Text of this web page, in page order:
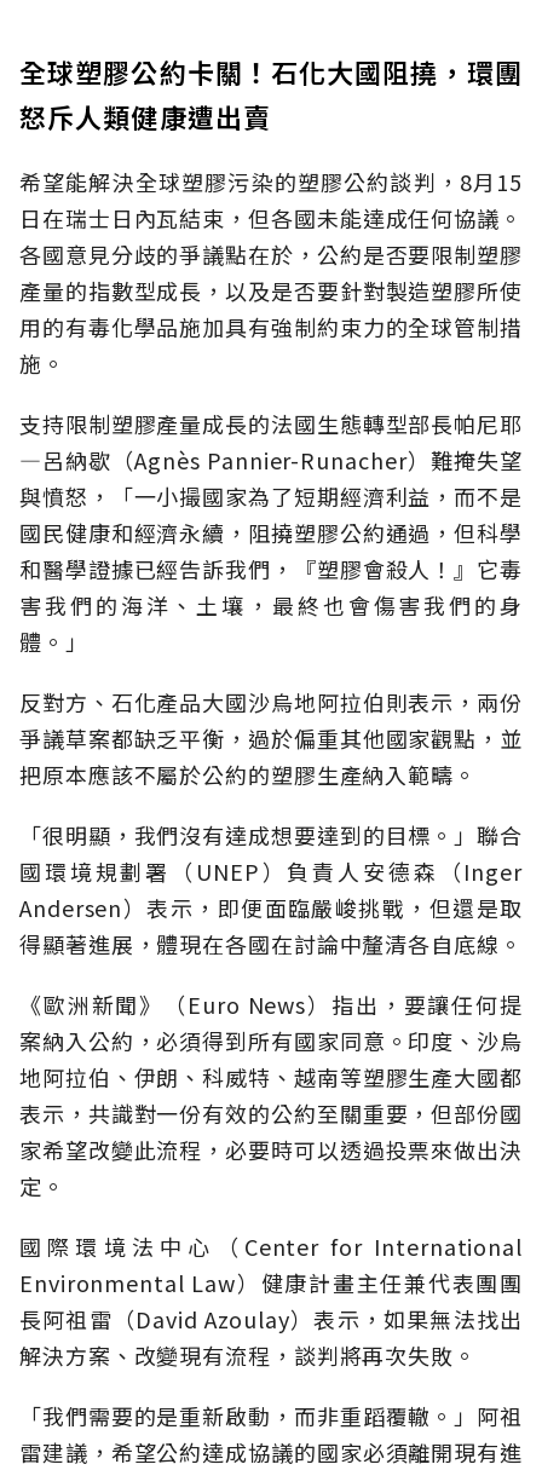
全球塑膠公約卡關！石化大國阻撓，環團
怒斥人類健康遭出賣
希望能解決全球塑膠污染的塑膠公約談判，8月15
日在瑞士日內瓦結束，但各國未能達成任何協議。
各國意見分歧的爭議點在於，公約是否要限制塑膠
產量的指數型成長，以及是否要針對製造塑膠所使
用的有毒化學品施加具有強制約束力的全球管制措
施。
支持限制塑膠產量成長的法國生態轉型部長帕尼耶
—呂納歇（Agnès Pannier-Runacher）難掩失望
與憤怒，「一小撮國家為了短期經濟利益，而不是
國民健康和經濟永續，阻撓塑膠公約通過，但科學
和醫學證據已經告訴我們，『塑膠會殺人！』它毒
害我們的海洋、土壤，最終也會傷害我們的身
體。」
反對方、石化產品大國沙烏地阿拉伯則表示，兩份
爭議草案都缺乏平衡，過於偏重其他國家觀點，並
把原本應該不屬於公約的塑膠生產納入範疇。
「很明顯，我們沒有達成想要達到的目標。」聯合
國環境規劃署（UNEP）負責人安德森（Inger
Andersen）表示，即便面臨嚴峻挑戰，但還是取
得顯著進展，體現在各國在討論中釐清各自底線。
《歐洲新聞》（Euro News）指出，要讓任何提
案納入公約，必須得到所有國家同意。印度、沙烏
地阿拉伯、伊朗、科威特、越南等塑膠生產大國都
表示，共識對一份有效的公約至關重要，但部份國
家希望改變此流程，必要時可以透過投票來做出決
定。
國際環境法中心（Center for International
Environmental Law）健康計畫主任兼代表團團
長阿祖雷（David Azoulay）表示，如果無法找出
解決方案、改變現有流程，談判將再次失敗。
「我們需要的是重新啟動，而非重蹈覆轍。」阿祖
雷建議，希望公約達成協議的國家必須離開現有進